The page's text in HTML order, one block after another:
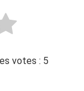
votes : 5